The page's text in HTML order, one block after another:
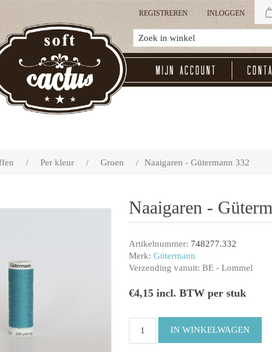
REGISTREREN INLOGGEN
Mijn account
/ Per kleur / Groen / Naaigaren - Gütermann 332
Naaigaren -
Artikelnummer: 748277.332
Merk: Gütermann
Verzending vanuit: BE - Lommel
€4,15 incl. BTW per stuk